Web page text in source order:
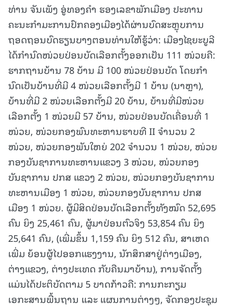
ທ່ານ ຈັນເພັງ ອູ່ທອງຄຳ ຮອງເລຂາພັກເມືອງ ປະທານ
ຄະນະກຳມະການປົກຄອງເມືອງໄດ້ຜ່ານບົດສະຫຼຸບການ
ຖອດຖອນບົດຮຽນບາງຕອນທ່ານໃຫ້ຮູ້ວ່າ: ເມືອງໄຊຍະບູລີ
ໄດ້ກໍານົດໜ່ວຍປ່ອນບັດເລືອກຕັ້ງອອກເປັນ 111 ໜ່ວຍຄື:
ຮາກຖານບ້ານ 78 ບ້ານ ມີ 100 ໜ່ວຍປ່ອນບັດ ໂດຍກໍາ
ນົດເປັນບ້ານທີ່ມີ 4 ໜ່ວຍເລືອກຕັ້ງມີ 1 ບ້ານ (ນາຫຼາ),
ບ້ານທີ່ມີ 2 ໜ່ວຍເລືອກຕັ້ງມີ 20 ບ້ານ, ບ້ານທີ່ມີໜ່ວຍ
ເລືອກຕັ້ງ 1 ໜ່ວຍມີ 57 ບ້ານ, ໜ່ວຍປ່ອນບັດເຄື່ອນທີ່ 1
ໜ່ວຍ, ໜ່ວຍກອງພົນທະຫານຮາບທີ II ຈໍານວນ 2
ໜ່ວຍ, ໜ່ວຍກອງພັນໃຫຍ່ 202 ຈໍານວນ 1 ໜ່ວຍ, ໜ່ວຍ
ກອງບັນຊາການທະຫານແຂວງ 3 ໜ່ວຍ, ໜ່ວຍກອງ
ບັນຊາການ ປກສ ແຂວງ 2 ໜ່ວຍ, ໜ່ວຍກອງບັນຊາການ
ທະຫານເມືອງ 1 ໜ່ວຍ, ໜ່ວຍກອງບັນຊາການ ປກສ
ເມືອງ 1 ໜ່ວຍ. ຜູ້ມີສິດປ່ອນບັດເລືອກຕັ້ງທັງໝົດ 52,695
ຄົນ ຍິງ 25,461 ຄົນ, ຜູ້ມາປ່ອນຕົວຈິງ 53,854 ຄົນ ຍິງ
25,641 ຄົນ, (ເພີ່ມຂຶ້ນ 1,159 ຄົນ ຍິງ 512 ຄົນ, ສາເຫດ
ເພີ່ມ ຍ້ອນຜູ້ໄປອອກແຮງງານ, ນັກສຶກສາຢູ່ຕ່າງເມືອງ,
ຕ່າງແຂວງ, ຕ່າງປະເທດ ກັບຄືນມາບ້ານ), ການຈັດຕັ້ງ
ແມ່ນໄດ້ປະຕິບັດຕາມ 5 ບາດກ້າວຄື: ການກະກຽມ
ເອກະສານພື້ນຖານ ແລະ ແຜນການຕ່າງໆ, ຈັດກອງປະຊຸມ